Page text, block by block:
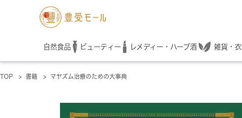
自然食品 ビューティー レメディー・ハーブ酒 雑貨・
TOP > 書籍 > マヤズム治療のための大事典